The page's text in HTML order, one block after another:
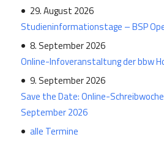
29. August 2026
Studieninformationstage – BSP
8. September 2026
Online-Infoveranstaltung der bbw
9. September 2026
Save the Date: Online-
September 2026
alle Termine